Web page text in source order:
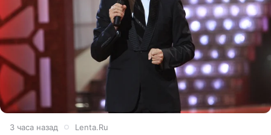
3 часа назад Lenta.Ru